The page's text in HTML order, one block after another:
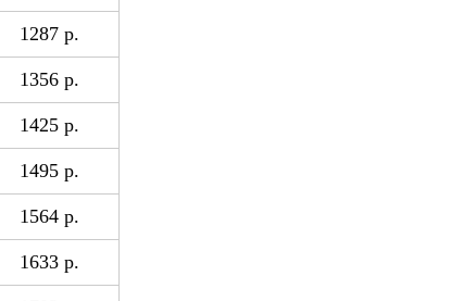
1287 р.
1356 р.
1425 р.
1495 р.
1564 р.
1633 р.